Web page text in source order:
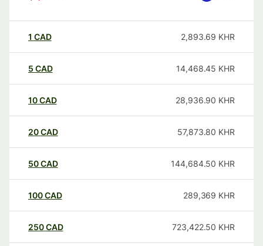
1 CAD 2,893.69 KHR
5 CAD 14,468.45 KHR
10CAD 28,936.90 KHR
20CAD 57,873.80 KHR
50CAD 144,684.50 KHR
100CAD 289,369 KHR
250CAD 723,422.50 KHR